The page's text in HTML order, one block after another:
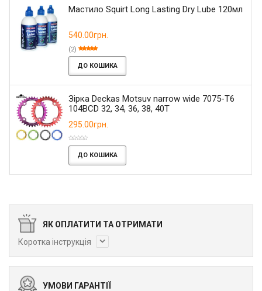
Мастило Squirt Long Lasting Dry Lube 120мл
540.00грн.
(2)
ДО КОШИКА
Зірка Deckas Motsuv narrow wide 7075-T6
104BCD 32, 34, 36, 38, 40T
295.00грн.
ДО КОШИКА
ЯК ОПЛАТИТИ ТА ОТРИМАТИ
Коротка інструкція
УМОВИ ГАРАНТІЇ